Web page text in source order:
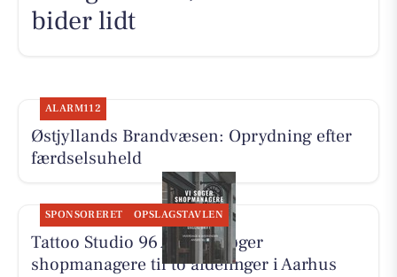
bider lidt
ALARM112
Østjyllands Brandvæsen: Oprydning efter
færdselsuheld
SPONSORERET OPSLAGSTAVLEN
Tattoo Studio 96 Aarhus søger
shopmanagere til to afdelinger i Aarhus